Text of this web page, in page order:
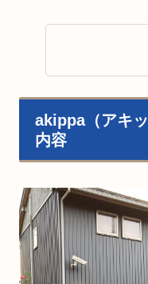
akippa（アキ
内容